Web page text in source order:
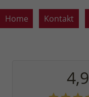
Home Kontakt
4,9